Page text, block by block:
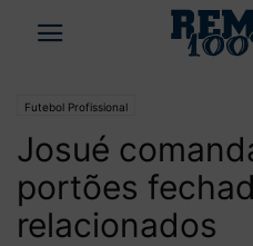
Futebol Profissional
Josué
portões
relacionados